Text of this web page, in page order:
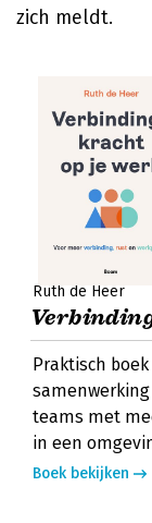
zich meldt.
Ruth de Heer
Praktisch
teams met
in een
Boek bekijken